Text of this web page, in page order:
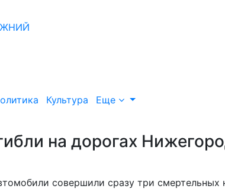
Культура Еще
на дорогах
совершили сразу три смертельных